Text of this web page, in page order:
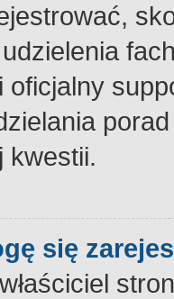
oficjalny
kwestii.
się